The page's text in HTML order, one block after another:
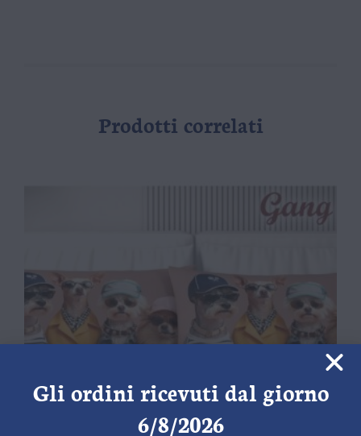
Prodotti correlati
Gli ordini ricevuti dal giorno
6/8/2026